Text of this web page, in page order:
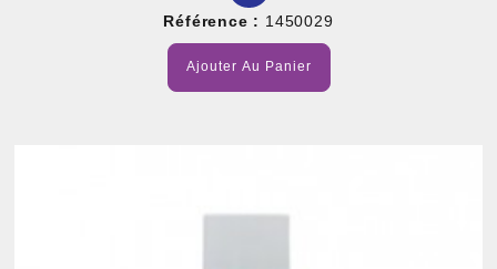
Référence : 1450029
Ajouter Au Panier